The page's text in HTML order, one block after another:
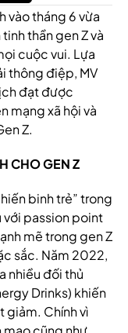
vào tháng 6 vừa
thần gen Z và
cuộc vui. Lựa
thông điệp, MV
đạt được
mạng xã hội và
Z.
CHO GEN Z
binh trẻ” trong
với passion point
mẽ trong gen Z
sắc. Năm 2022,
nhiều đối thủ
Drinks) khiến
giảm. Chính vì